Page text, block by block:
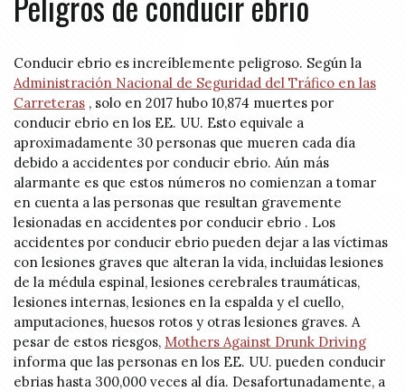
Conducir ebrio es increíblemente peligroso. Según la
Administración Nacional de Seguridad del Tráfico en las
Carreteras , solo en 2017 hubo 10,874 muertes por
conducir ebrio en los EE. UU. Esto equivale a
aproximadamente 30 personas que mueren cada día
debido a accidentes por conducir ebrio. Aún más
alarmante es que estos números no comienzan a tomar
en cuenta a las personas que resultan gravemente
lesionadas en accidentes por conducir ebrio . Los
accidentes por conducir ebrio pueden dejar a las víctimas
con lesiones graves que alteran la vida, incluidas lesiones
de la médula espinal, lesiones cerebrales traumáticas,
lesiones internas, lesiones en la espalda y el cuello,
amputaciones, huesos rotos y otras lesiones graves. A
pesar de estos riesgos, Mothers Against Drunk Driving
informa que las personas en los EE. UU. pueden conducir
ebrias hasta 300,000 veces al día. Desafortunadamente, a